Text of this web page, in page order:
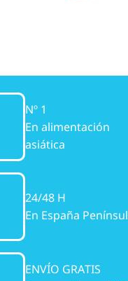
Nº 1
En alimentación
asiática
24/48 H
En España
ENVÍO GRATIS